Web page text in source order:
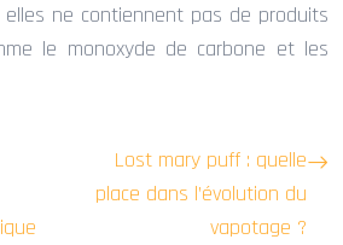
ne contiennent pas de produits
le monoxyde de carbone et les
Lost mary puff : quelle
place dans l’évolution du
vapotage ?